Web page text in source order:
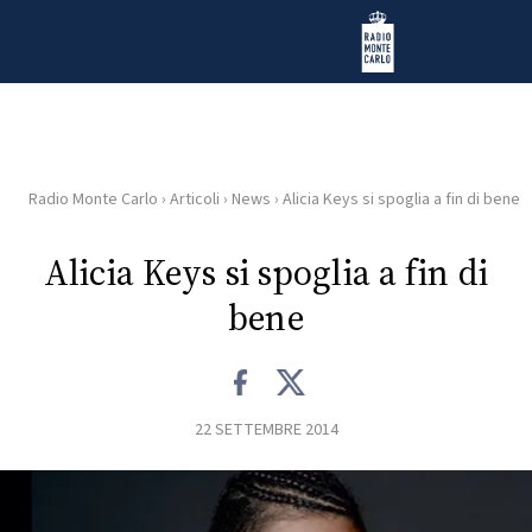
Radio Monte Carlo
HOME
RADIO
Radio Monte Carlo › Articoli › News › Alicia Keys si spoglia a fin di bene
Alicia Keys si spoglia a fin di
bene
22 SETTEMBRE 2014